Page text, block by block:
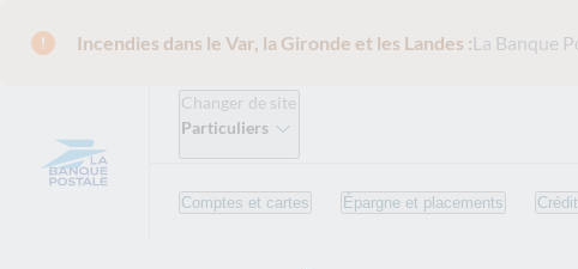
Incendies dans le Var, la Gironde et les Landes :La Banque
Changer de site
Particuliers
Comptes et cartes Épargne et placements